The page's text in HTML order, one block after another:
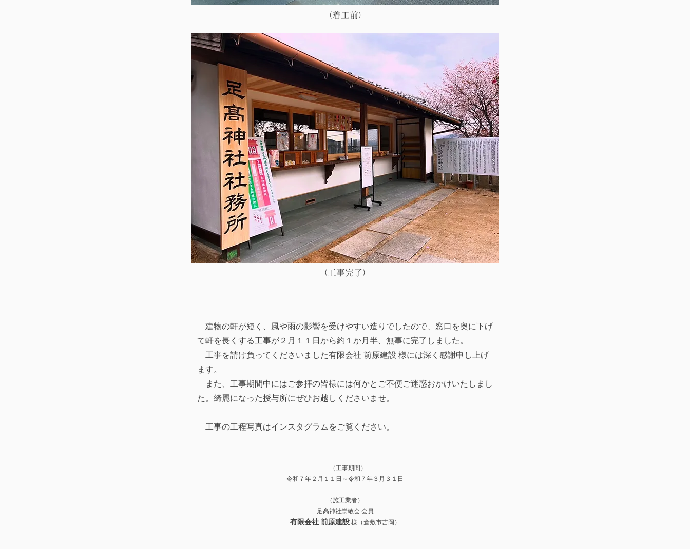
​（着工前）
​（工事完了）
建物の軒が短く、風や雨の影響を受けやすい造りでしたので、窓口を奥に下げ
て軒を長くする工事が２月１１日から約１か月半、無事に完了しました。
工事を請け負ってくださいました有限会社 前原建設 様には深く感謝申し上げ
ます。
​ また、工事期間中にはご参拝の皆様には何かとご不便ご迷惑おかけいたしまし
た。綺麗になった授与所にぜひお越しくださいませ。
​ 工事の工程写真はインスタグラムをご覧ください。
（工事期間）
令和７年２月１１日～令和７年３月３１日
（施工業者）
足髙神社崇敬会 会員
有限会社 前原建設様（倉敷市吉岡）